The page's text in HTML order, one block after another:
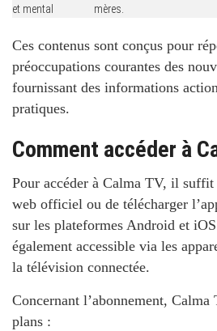
et mental
mères.
Ces contenus sont conçus pour
préoccupations courantes des
fournissant des informations
pratiques.
Comment accéder à
Pour accéder à Calma TV, il suffit
web officiel ou de télécharger
sur les plateformes Android et
également accessible via les
la télévision connectée.
Concernant l’abonnement,
plans :